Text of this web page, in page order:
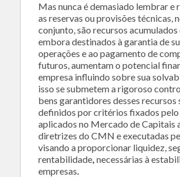
Mas nunca é demasiado lembrar e
as reservas ou provisões técnicas,
conjunto, são recursos acumulados
embora destinados à garantia de
operações e ao pagamento de
futuros, aumentam o potencial
empresa influindo sobre sua
isso se submetem a rigoroso
bens garantidores desses recursos
definidos por critérios fixados pelo
aplicados no Mercado de Capitais
diretrizes do CMN e executadas
visando a proporcionar liquidez,
rentabilidade, necessárias à
empresas.